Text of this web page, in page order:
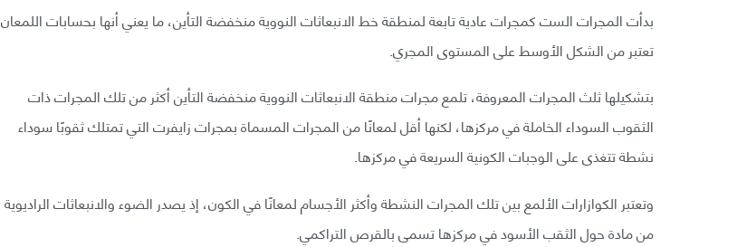
بدأت المجرات الست كمجرات عادية تابعة لمنطقة خط الانبعاثات النووية منخفضة التأين، ما يعني أنها بحسابات اللمعان
تعتبر من الشكل الأوسط على المستوى المجري.
بتشكيلها ثلث المجرات المعروفة، تلمع مجرات منطقة الانبعاثات النووية منخفضة التأين أكثر من تلك المجرات ذات
الثقوب السوداء الخاملة في مركزها، لكنها أقل لمعانًا من المجرات المسماة بمجرات زايفرت التي تمتلك ثقوبًا سوداء
نشطة تتغذى على الوجبات الكونية السريعة في مركزها.
وتعتبر الكوازارات الألمع بين تلك المجرات النشطة وأكثر الأجسام لمعانًا في الكون، إذ يصدر الضوء والانبعاثات الراديوية
من مادة حول الثقب الأسود في مركزها تسمى بالقرص التراكمي.